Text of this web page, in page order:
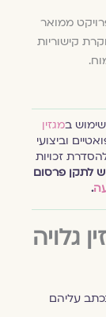
ממואר
קישוריות
במגזין
וביצועי
זכויות
לתקן פרסום
.
גלויה
עליהם